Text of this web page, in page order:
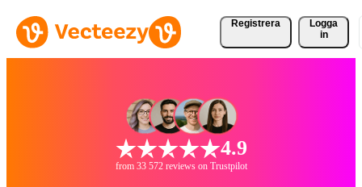
Registrera
Logga
in
4.9
from 33 572 reviews on Trustpilot